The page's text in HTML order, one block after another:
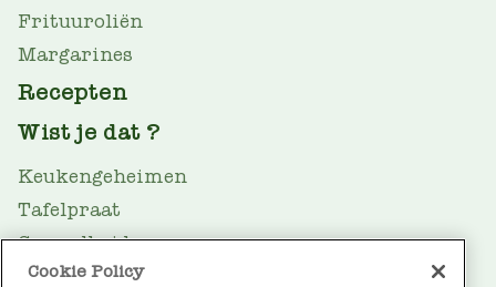
Frituuroliën
Margarines
Recepten
Wist je dat ?
Keukengeheimen
Tafelpraat
Gezondheid
Oliegids
Cookie Policy